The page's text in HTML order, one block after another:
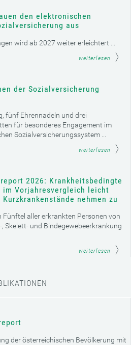
den elektronischen
aus
wird ab 2027 weiter erleichtert ...
weiterlesen
der Sozialversicherung
fünf Ehrennadeln und drei
für besonderes Engagement im
Sozialversicherungssystem ...
weiterlesen
2026: Krankheitsbedingte
im Vorjahresvergleich leicht
nehmen zu
Fünftel aller erkrankten Personen von
, Skelett- und Bindegewebeerkrankung
weiterlesen
der österreichischen Bevölkerung mit